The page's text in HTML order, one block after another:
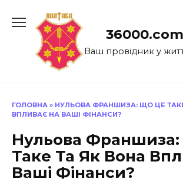
до
Ваш провідник у
ГОЛОВНА » НУЛЬОВА ФРАНШИЗА: ЩО ЦЕ
ВПЛИВАЄ НА ВАШІ ФІНАНСИ?
Нульова
Таке Та Як Вона
Ваші Фінанси?